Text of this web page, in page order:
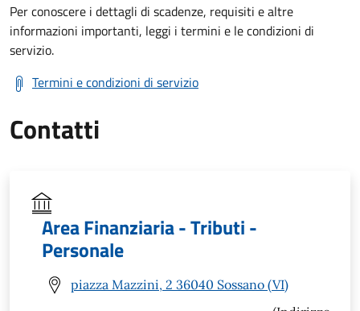
Per conoscere i dettagli di scadenze, requisiti e altre
informazioni importanti, leggi i termini e le condizioni di
servizio.
Termini e condizioni di servizio
Contatti
Area Finanziaria - Tributi -
Personale
piazza Mazzini, 2 36040 Sossano (VI)